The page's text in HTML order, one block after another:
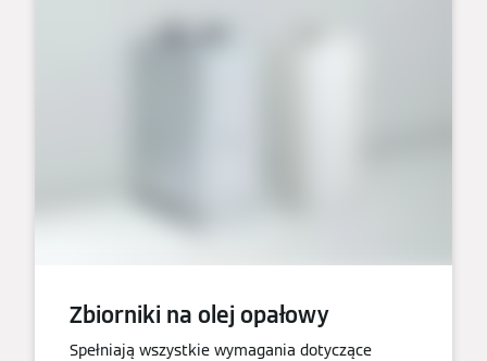
Zbiorniki na olej opałowy
Spełniają wszystkie wymagania dotyczące